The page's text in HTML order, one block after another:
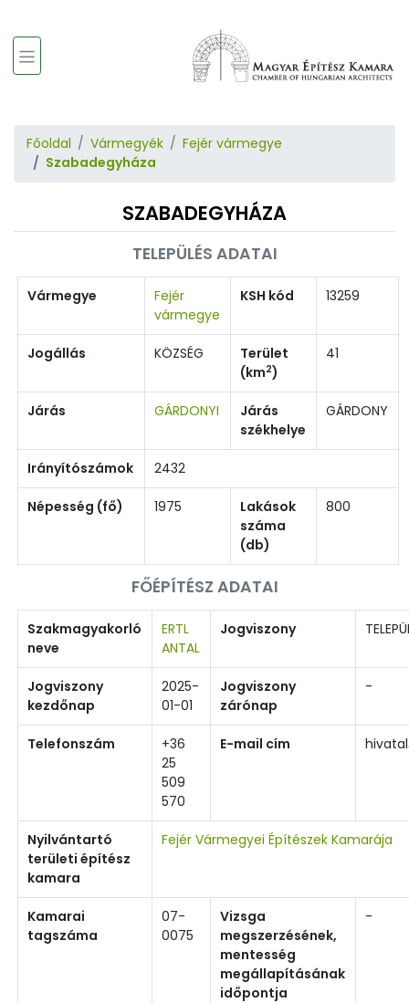
Főoldal Vármegyék
Fejér vármegye
Szabadegyháza
SZABADEGYHÁZA
TELEPÜLÉS ADATAI
Vármegye
Fejér
vármegye
KSH kód 13259
Jogállás KÖZSÉG
Terület
(km2)
41
Járás GÁRDONYI
Járás
székhelye
GÁRDONY
Irányítószámok 2432
Népesség (fő) 1975
Lakások
száma
(db)
800
FŐÉPÍTÉSZ ADATAI
Szakmagyakorló
neve
ERTL
ANTAL
Jogviszony
Jogviszony
kezdőnap
2025-
01-01
Jogviszony
zárónap
-
Telefonszám
+36
25
509
570
E-mail cím
Nyilvántartó
területi építész
kamara
Fejér Vármegyei Építészek Kamarája
Kamarai
tagszáma
07-
0075
Vizsga
megszerzésének,
mentesség
megállapításának
időpontja
-